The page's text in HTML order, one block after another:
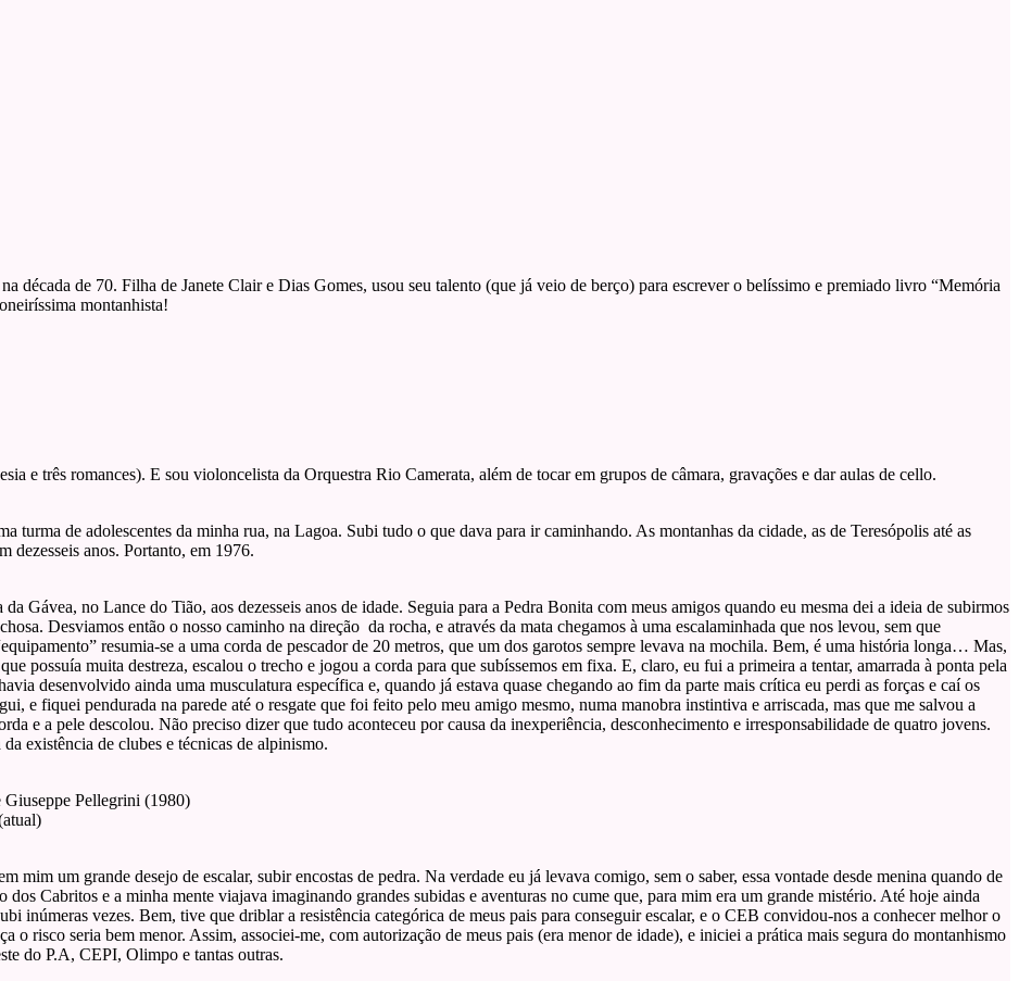
década de 70. Filha de Janete Clair e Dias Gomes, usou seu talento (que já veio de berço) para escrever o belíssimo e premiado livro “Memória
montanhista!
e três romances). E sou violoncelista da Orquestra Rio Camerata, além de tocar em grupos de câmara, gravações e dar aulas de cello.
turma de adolescentes da minha rua, na Lagoa. Subi tudo o que dava para ir caminhando. As montanhas da cidade, as de Teresópolis até as
dezesseis anos. Portanto, em 1976.
Gávea, no Lance do Tião, aos dezesseis anos de idade. Seguia para a Pedra Bonita com meus amigos quando eu mesma dei a ideia de subirmos
Desviamos então o nosso caminho na direção da rocha, e através da mata chegamos à uma escalaminhada que nos levou, sem que
resumia-se a uma corda de pescador de 20 metros, que um dos garotos sempre levava na mochila. Bem, é uma história longa… Mas,
possuía muita destreza, escalou o trecho e jogou a corda para que subíssemos em fixa. E, claro, eu fui a primeira a tentar, amarrada à ponta pela
desenvolvido ainda uma musculatura específica e, quando já estava quase chegando ao fim da parte mais crítica eu perdi as forças e caí os
e fiquei pendurada na parede até o resgate que foi feito pelo meu amigo mesmo, numa manobra instintiva e arriscada, mas que me salvou a
e a pele descolou. Não preciso dizer que tudo aconteceu por causa da inexperiência, desconhecimento e irresponsabilidade de quatro jovens.
existência de clubes e técnicas de alpinismo.
Pellegrini (1980)
mim um grande desejo de escalar, subir encostas de pedra. Na verdade eu já levava comigo, sem o saber, essa vontade desde menina quando de
Cabritos e a minha mente viajava imaginando grandes subidas e aventuras no cume que, para mim era um grande mistério. Até hoje ainda
inúmeras vezes. Bem, tive que driblar a resistência categórica de meus pais para conseguir escalar, e o CEB convidou-nos a conhecer melhor o
o risco seria bem menor. Assim, associei-me, com autorização de meus pais (era menor de idade), e iniciei a prática mais segura do montanhismo
do P.A, CEPI, Olimpo e tantas outras.